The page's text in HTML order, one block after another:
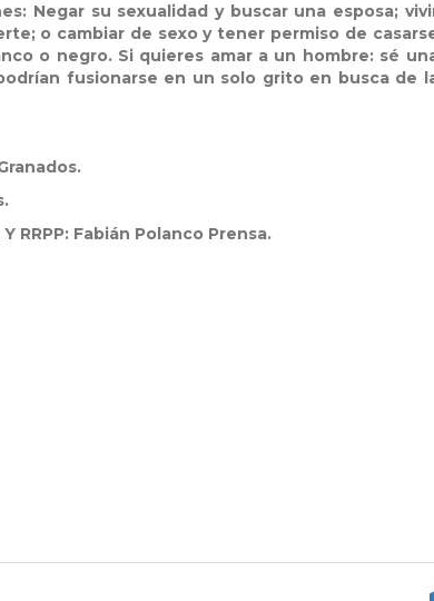
Negar su sexualidad y buscar una esposa;
o cambiar de sexo y tener permiso de
o negro. Si quieres amar a un hombre: sé
fusionarse en un solo grito en busca de
Y RRPP: Fabián Polanco Prensa.